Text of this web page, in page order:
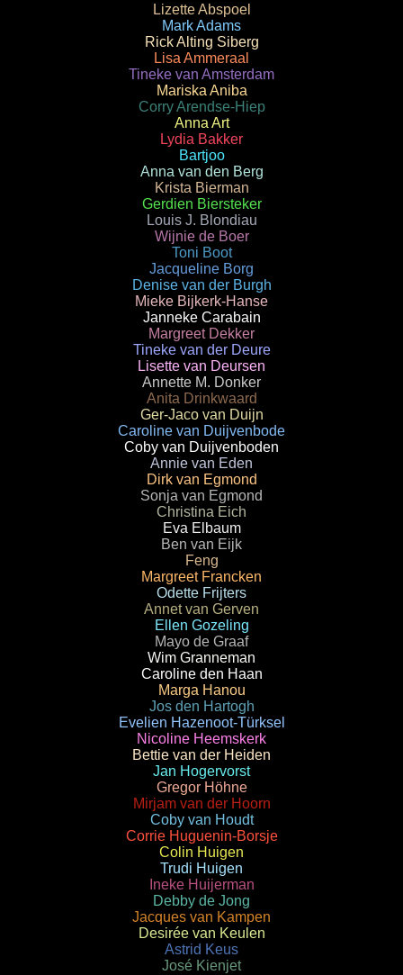
Lizette Abspoel
Mark Adams
Rick Alting Siberg
Lisa Ammeraal
Tineke van Amsterdam
Mariska Aniba
Corry Arendse-Hiep
Anna Art
Lydia Bakker
Bartjoo
Anna van den Berg
Krista Bierman
Gerdien Biersteker
Louis J. Blondiau
Wijnie de Boer
Toni Boot
Jacqueline Borg
Denise van der Burgh
Mieke Bijkerk-Hanse
Janneke Carabain
Margreet Dekker
Tineke van der Deure
Lisette van Deursen
Annette M. Donker
Anita Drinkwaard
Ger-Jaco van Duijn
Caroline van Duijvenbode
Coby van Duijvenboden
Annie van Eden
Dirk van Egmond
Sonja van Egmond
Christina Eich
Eva Elbaum
Ben van Eijk
Feng
Margreet Francken
Odette Frijters
Annet van Gerven
Ellen Gozeling
Mayo de Graaf
Wim Granneman
Caroline den Haan
Marga Hanou
Jos den Hartogh
Evelien Hazenoot-Türksel
Nicoline Heemskerk
Bettie van der Heiden
Jan Hogervorst
Gregor Höhne
Mirjam van der Hoorn
Coby van Houdt
Corrie Huguenin-Borsje
Colin Huigen
Trudi Huigen
Ineke Huijerman
Debby de Jong
Jacques van Kampen
Desirée van Keulen
Astrid Keus
José Kienjet